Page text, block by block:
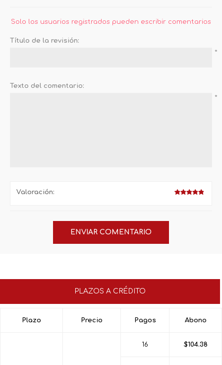
Solo los usuarios registrados pueden escribir comentarios
Título de la revisión:
*
Texto del comentario:
*
Valoración:
PLAZOS A CRÉDITO
Plazo Precio Pagos Abono
16 $104.38